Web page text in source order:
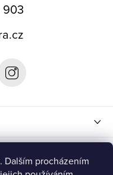
Dalším procházením